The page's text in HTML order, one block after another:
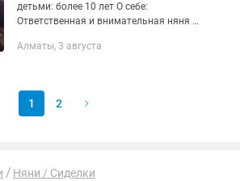
детьми: более 10 лет О себе:
Ответственная и внимательная няня с
подход — это не просто присмотр за
Алматы, 3 августа
1 2
Няни / Сиделки